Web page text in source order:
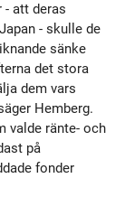
- att deras
- skulle de
sänke
det stora
dem vars
Hemberg.
valde ränte- och
på
fonder